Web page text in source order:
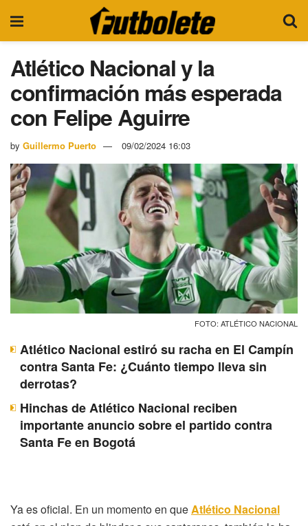
Atlético Nacional y la
confirmación más esperada
con Felipe Aguirre
by Guillermo Puerto 09/02/2024 16:03
FOTO: ATLÉTICO NACIONAL
Atlético Nacional estiró su racha en El Campín
contra Santa Fe: ¿Cuánto tiempo lleva sin
derrotas?
Hinchas de Atlético Nacional reciben
importante anuncio sobre el partido contra
Santa Fe en Bogotá
Ya es oficial. En un momento en queAtlético Nacional